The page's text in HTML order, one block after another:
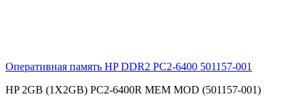
Оперативная память HP DDR2 PC2-6400 501157-001
HP 2GB (1X2GB) PC2-6400R MEM MOD (501157-001)